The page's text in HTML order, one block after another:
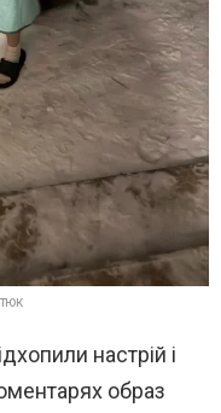
настрій і
образ